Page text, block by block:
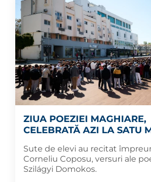
ZIUA POEZIEI MAGHIARE,
CELEBRATĂ AZI LA SATU
Sute de elevi au recitat
Corneliu Coposu, versuri ale
Szilágyi Domokos.